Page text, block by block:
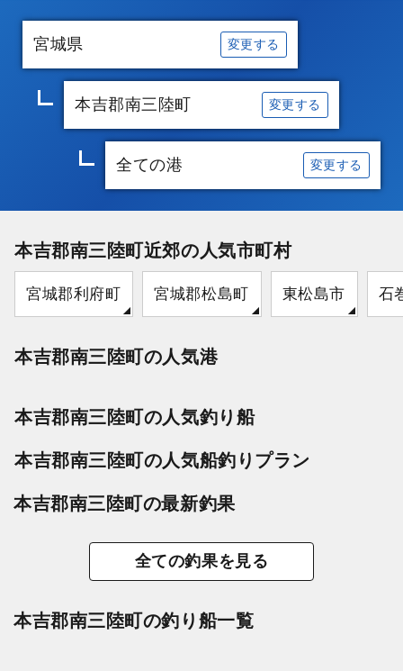
宮城県 変更する
本吉郡南三陸町 変更する
全ての港 変更する
本吉郡南三陸町近郊の人気市町村
宮城郡利府町 宮城郡松島町 東松島市 石
本吉郡南三陸町の人気港
本吉郡南三陸町の人気釣り船
本吉郡南三陸町の人気船釣りプラン
本吉郡南三陸町の最新釣果
全ての釣果を見る
本吉郡南三陸町の釣り船一覧